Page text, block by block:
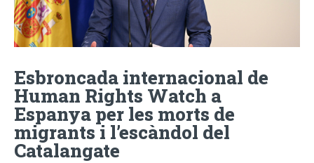
Esbroncada internacional de
Human Rights Watch a
Espanya per les morts de
migrants i l’escàndol del
Catalangate